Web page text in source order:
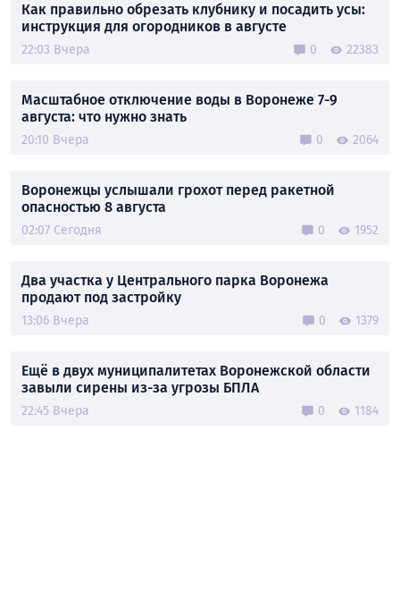
Как правильно обрезать клубнику и посадить усы:
инструкция для огородников в августе
22:03 Вчера 0 22383
Масштабное отключение воды в Воронеже 7-9
августа: что нужно знать
20:10 Вчера 0 2064
Воронежцы услышали грохот перед ракетной
опасностью 8 августа
02:07 Сегодня 0 1952
Два участка у Центрального парка Воронежа
продают под застройку
13:06 Вчера 0 1379
Ещё в двух муниципалитетах Воронежской области
завыли сирены из-за угрозы БПЛА
22:45 Вчера 0 1184